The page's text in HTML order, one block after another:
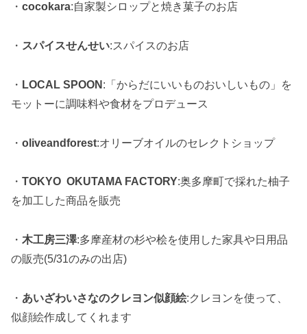
・ cocokara:自家製シロップと焼き菓子のお店
・ スパイスせんせい:スパイスのお店
・ LOCAL SPOON :「からだにいいものおいしいもの」を
モットーに調味料や食材をプロデュース
・ oliveandforest:オリーブオイルのセレクトショップ
・ TOKYO OKUTAMA FACTORY:奥多摩町で採れた柚子
を加工した商品を販売
・ 木工房三澤:多摩産材の杉や桧を使用した家具や日用品
の販売(5/31のみの出店)
・ あいざわいさなのクレヨン似顔絵:クレヨンを使って、
似顔絵作成してくれます